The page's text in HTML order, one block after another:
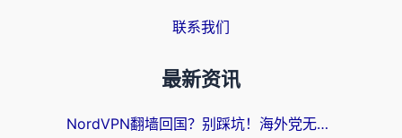
联系我们
最新资讯
NordVPN翻墙回国？别踩坑！海外党无缝访问国内资源的真实指南